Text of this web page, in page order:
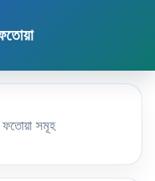
ফতোয়া সমূহ